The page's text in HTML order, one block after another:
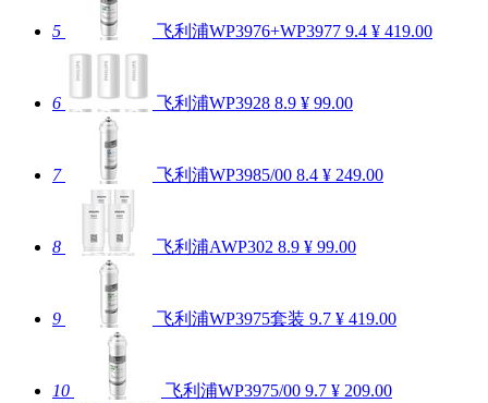
5 飞利浦WP3976+WP3977 9.4 ¥ 419.00
6 飞利浦WP3928 8.9 ¥ 99.00
7 飞利浦WP3985/00 8.4 ¥ 249.00
8 飞利浦AWP302 8.9 ¥ 99.00
9 飞利浦WP3975套装 9.7 ¥ 419.00
10 飞利浦WP3975/00 9.7 ¥ 209.00